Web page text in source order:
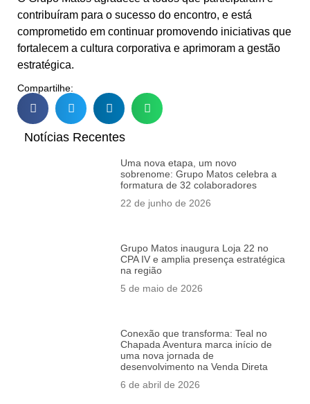
contribuíram para o sucesso do encontro, e está
comprometido em continuar promovendo iniciativas que
fortalecem a cultura corporativa e aprimoram a gestão
estratégica.
Compartilhe:
Notícias Recentes
Uma nova etapa, um novo
sobrenome: Grupo Matos celebra a
formatura de 32 colaboradores
22 de junho de 2026
Grupo Matos inaugura Loja 22 no
CPA IV e amplia presença estratégica
na região
5 de maio de 2026
Conexão que transforma: Teal no
Chapada Aventura marca início de
uma nova jornada de
desenvolvimento na Venda Direta
6 de abril de 2026